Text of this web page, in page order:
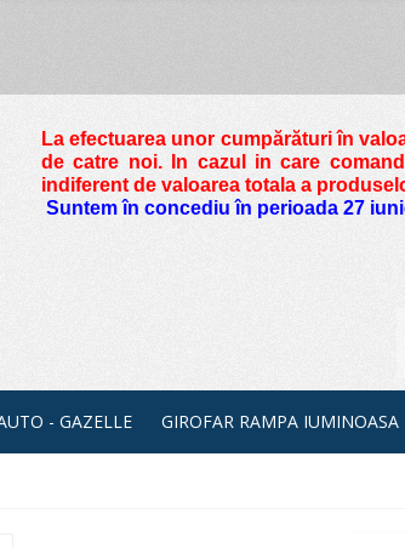
La efectuarea unor cumpărături în
de catre noi. In cazul in care
indiferent de valoarea totala a
Suntem în concediu în perioada 27
- GAZELLE GIROFAR RAMPA IUMINOASA